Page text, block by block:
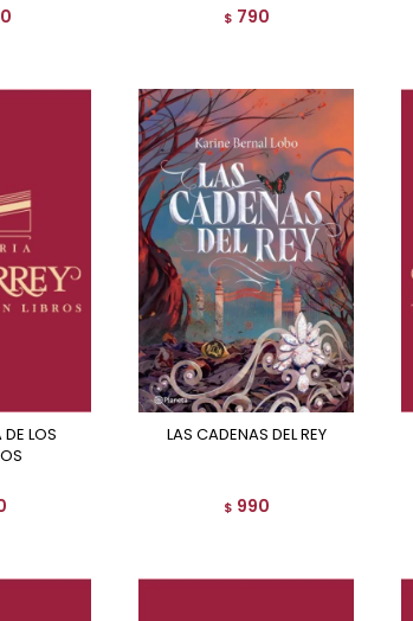
$ 790
LAS CADENAS DEL REY
$ 990